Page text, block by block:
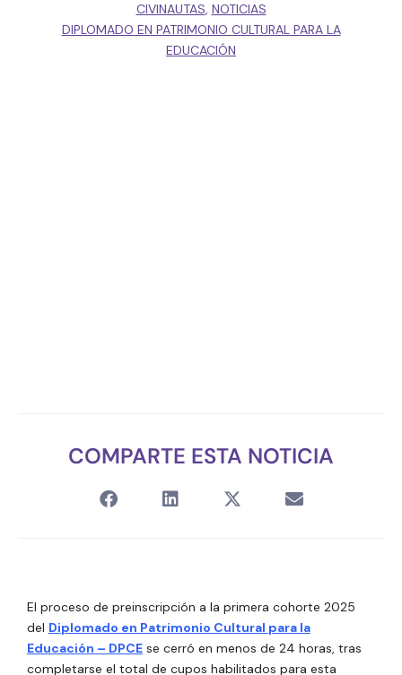
CIVINAUTAS, NOTICIAS
DIPLOMADO EN PATRIMONIO CULTURAL PARA LA
EDUCACIÓN
COMPARTE ESTA NOTICIA
El proceso de preinscripción a la primera cohorte 2025
del Diplomado en Patrimonio Cultural para la
Educación – DPCE se cerró en menos de 24 horas, tras
completarse el total de cupos habilitados para esta